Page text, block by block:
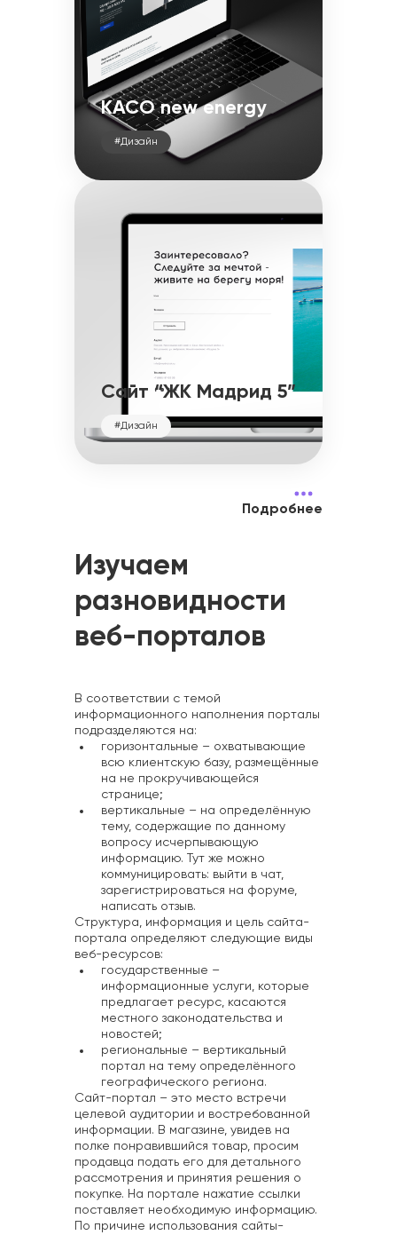
KACO new energy
#Дизайн
Сайт “ЖК Мадрид 5”
#Дизайн
Подробнее
Изучаем
разновидности
веб-порталов
В соответствии с темой
информационного наполнения порталы
подразделяются на:
горизонтальные – охватывающие
всю клиентскую базу, размещённые
на не прокручивающейся
странице;
вертикальные – на определённую
тему, содержащие по данному
вопросу исчерпывающую
информацию. Тут же можно
коммуницировать: выйти в чат,
зарегистрироваться на форуме,
написать отзыв.
Структура, информация и цель сайта-
портала определяют следующие виды
веб-ресурсов:
государственные –
информационные услуги, которые
предлагает ресурс, касаются
местного законодательства и
новостей;
региональные – вертикальный
портал на тему определённого
географического региона.
Сайт-портал – это место встречи
целевой аудитории и востребованной
информации. В магазине, увидев на
полке понравившийся товар, просим
продавца подать его для детального
рассмотрения и принятия решения о
покупке. На портале нажатие ссылки
поставляет необходимую информацию.
По причине использования сайты-